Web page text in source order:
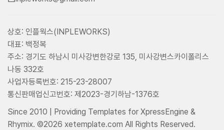
상호: 인플웍스(INPLEWORKS)
대표: 백정복
주소: 경기도 하남시 미사강변한강로 135, 미사강변스카이폴리스
나동 332호
사업자등록번호: 215-23-28007
통신판매업신고번호: 제2023-경기하남-1376호
Since 2010 | Providing Templates for XpressEngine &
Rhymix. ©2026 xetemplate.com All Rights Reserved.